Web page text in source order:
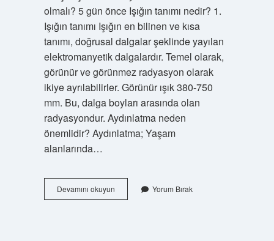
olmalı? 5 gün önce Işığın tanımı nedir? 1.
Işığın tanımı Işığın en bilinen ve kısa
tanımı, doğrusal dalgalar şeklinde yayılan
elektromanyetik dalgalardır. Temel olarak,
görünür ve görünmez radyasyon olarak
ikiye ayrılabilirler. Görünür ışık 380-750
mm. Bu, dalga boyları arasında olan
radyasyondur. Aydınlatma neden
önemlidir? Aydınlatma; Yaşam
alanlarında…
Devamını okuyunAydınlatma
Nedir
Yorum Bırak